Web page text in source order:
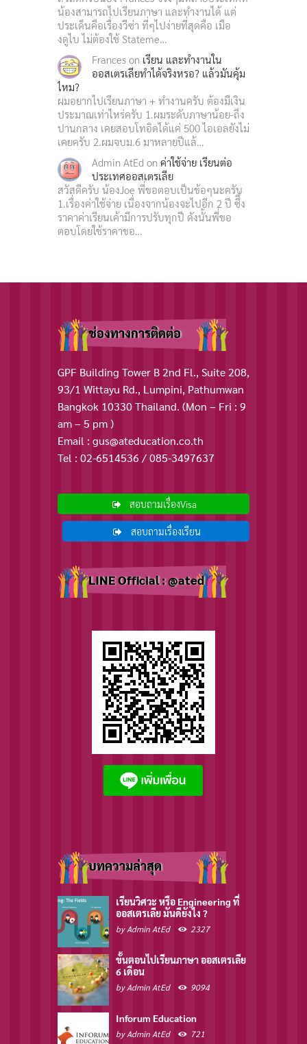
น้องสามารถไปเรียนภาษา และทำงานได้ แต่
ประเด็นคือเรื่องวีซ่า ที่ๆไปง่ายที่สุดคือ เมือ
งดูไบ ไม่ต้องใช้ Stateme…
Frances on เรียน และทำงานใน
ออสเตรเลียทำได้จริงหรอ? แล้วมันคุ้ม
ไหม?
ผมอยากไปเรียนภาษา + ทำงานครับ ต้องมีเงิน
ประมาณเท่าไหร่ครับ 1.ผมระดับภาษาน้อย-ถึง
ปานกลาง เคยสอบโทอิดได้แค่ 500 ไอเอลยังไม่
เคยครับ 2.ผมจบม.6 มาหลายปีแล้…
Admin AtEd on ค่าใช้จ่าย เรียนต่อ
ประเทศออสเตรเลีย
สวัสดีครับ น้องJoe พี่ขอตอบเป็นข้อๆนะครับ
1.เรื่องค่าใช้จ่าย เนื่องจากน้องจะไปอีก 2 ปี ซึึ่ง
ราคาค่าเรียนเค้ามีการปรับทุกปี ดังนั้นพี่ขอ
ตอบโดยใช้ราคาขอ…
ช่องทางการติดต่อ
GPF Building Tower B 2nd Fl., Suite 208,
93/1 Wittayu Rd., Lumpini, Pathumwan
Bangkok 10330 Thailand. (Mon – Fri : 9
am – 5 pm )
Email : gus@ateducation.co.th
Tel : 02-6514536 / 085-3497637
สอบถามเรื่องVisa
สอบถามเรื่องเรียน
LINE Official : @ated
บทความล่าสุด
เรียนวิศวะ หรือ Engineering ที่
ออสเตรเลีย มันดียังไง ?
byAdmin AtEd 2327
ขั้นตอนไปเรียนภาษา ออสเตรเลีย
6 เดือน
byAdmin AtEd 9094
Inforum Education
byAdmin AtEd 721